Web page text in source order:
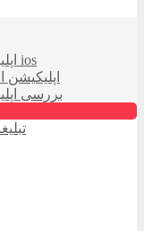
اپلیکیشن ios
اپلیکیشن
بررسی